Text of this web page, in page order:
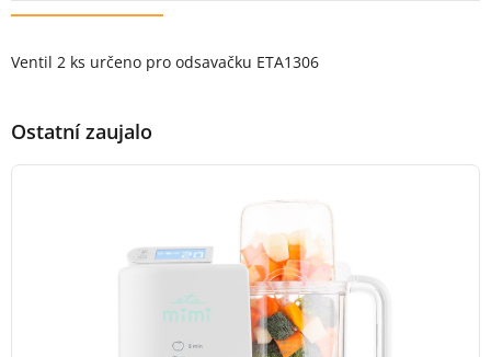
Ventil 2 ks určeno pro odsavačku ETA1306
Ostatní zaujalo